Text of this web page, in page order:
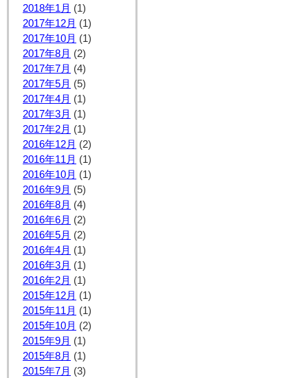
2018年1月 (1)
2017年12月 (1)
2017年10月 (1)
2017年8月 (2)
2017年7月 (4)
2017年5月 (5)
2017年4月 (1)
2017年3月 (1)
2017年2月 (1)
2016年12月 (2)
2016年11月 (1)
2016年10月 (1)
2016年9月 (5)
2016年8月 (4)
2016年6月 (2)
2016年5月 (2)
2016年4月 (1)
2016年3月 (1)
2016年2月 (1)
2015年12月 (1)
2015年11月 (1)
2015年10月 (2)
2015年9月 (1)
2015年8月 (1)
2015年7月 (3)